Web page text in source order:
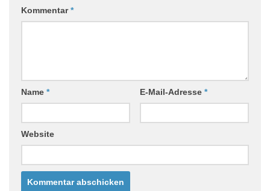
Kommentar*
Name * E-Mail-Adresse *
Website